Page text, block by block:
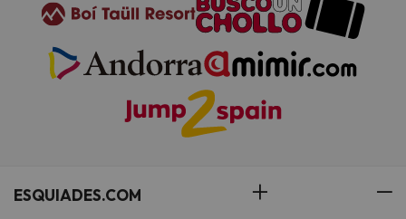
ESQUIADES.COM